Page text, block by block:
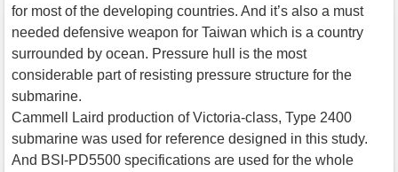
for most of the developing countries. And it’s also a must
needed defensive weapon for Taiwan which is a country
surrounded by ocean. Pressure hull is the most
considerable part of resisting pressure structure for the
submarine.
Cammell Laird production of Victoria-class, Type 2400
submarine was used for reference designed in this study.
And BSI-PD5500 specifications are used for the whole